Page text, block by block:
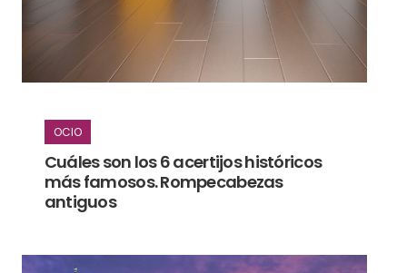
OCIO
Cuáles son los 6 acertijos históricos
más famosos. Rompecabezas
antiguos